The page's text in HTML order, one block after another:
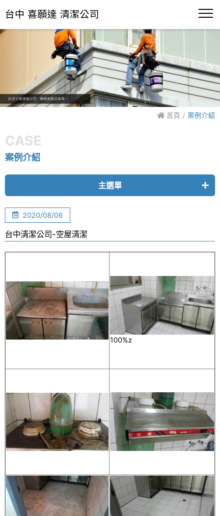
台中 喜願達 清潔公司
首頁 案例介紹
CASE
案例介紹
主選單
雕塑藝術品清潔
空屋清潔
廁所清潔
居家清潔
2020/08/06
台中清潔公司-空屋清潔
100%z